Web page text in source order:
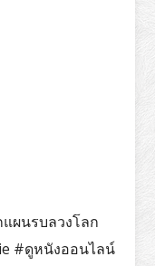
ผนรบลวงโลก
#ดูหนังออนไลน์